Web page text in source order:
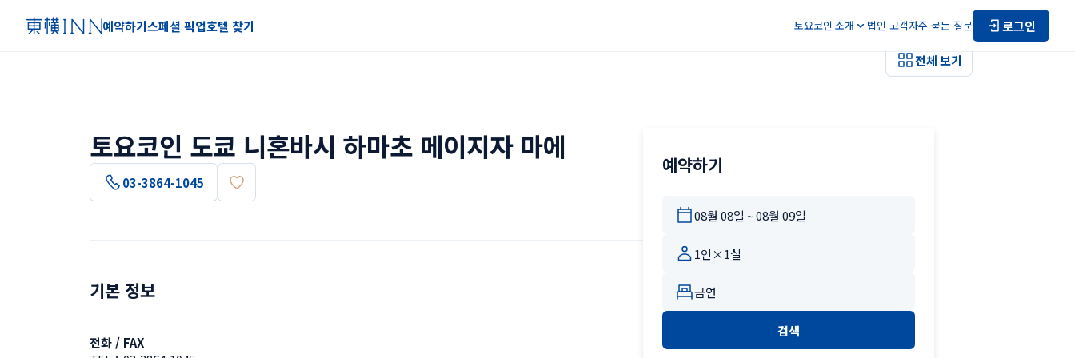
예약하기스페셜 픽업호텔 찾기 토요코인 소개 법인 고객자주 묻는 질문 로그인
전체 보기
토요코인 도쿄 니혼바시 하마초 메이지자 마에
03-3864-1045
기본 정보
전화 / FAX
예약하기
검색